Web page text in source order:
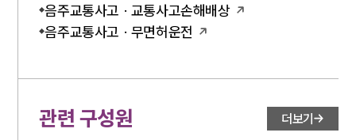
음주교통사고 · 교통사고손해배상
음주교통사고 · 무면허운전
관련 구성원 더보기